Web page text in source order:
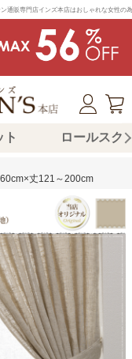
通販専門店インズ本店はおしゃれな女性
ト ロールスク
丈121～200cm